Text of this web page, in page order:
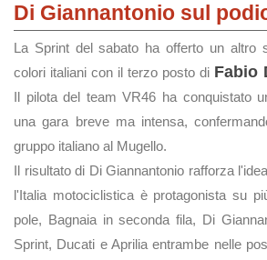
Di Giannantonio sul
La Sprint del sabato ha offerto un altro
colori italiani con il terzo posto di Fabio
Il pilota del team VR46 ha conquistato
una gara breve ma intensa,
gruppo italiano al Mugello.
Il risultato di Di Giannantonio rafforza
l'Italia motociclistica è protagonista su
pole, Bagnaia in seconda fila, Di
Sprint, Ducati e Aprilia entrambe nelle